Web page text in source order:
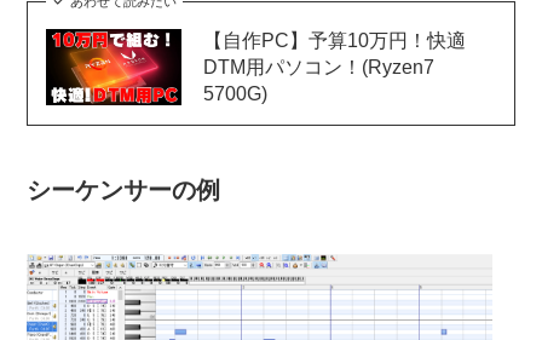
【自作PC】予算10万円！快適
DTM用パソコン！(Ryzen7
5700G)
シーケンサーの例